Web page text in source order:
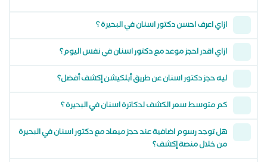
ازاي اعرف احسن دكتور اسنان في البحيرة ؟
ازاي اقدر احجز موعد مع دكتور اسنان في نفس اليوم؟
ليه حجز دكتور اسنان عن طريق أبلكيشن إكشف أفضل؟
كم متوسط سعر الكشف لدكاترة اسنان في البحيرة ؟
هل توجد رسوم اضافية عند حجز ميعاد مع دكتور اسنان في البحيرة
من خلال منصة إكشف؟